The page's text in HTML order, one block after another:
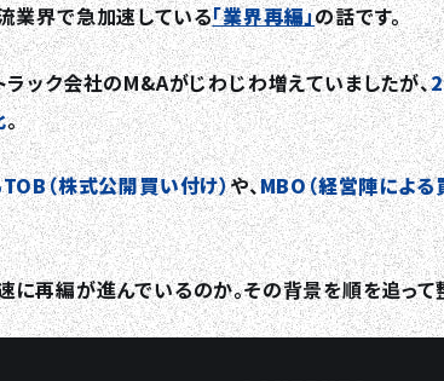
業界で急加速している「業界再編」の話です。
ラック会社のM&Aがじわじわ増えていましたが、
。
（株式公開買い付け）や、MBO（経営陣による
に再編が進んでいるのか。その背景を順を追って